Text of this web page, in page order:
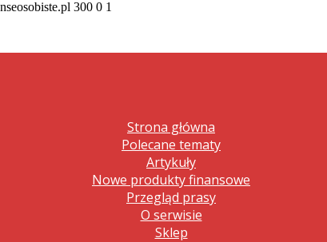
300 0 1
Strona główna
Polecane tematy
Artykuły
Nowe produkty finansowe
Przegląd prasy
O serwisie
Sklep